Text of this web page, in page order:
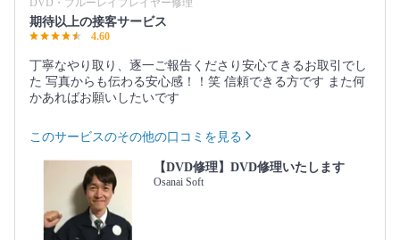
DVD・ブルーレイプレイヤー修理
期待以上の接客サービス
4.60
丁寧なやり取り、逐一ご報告くださり安心てきるお取引でし
た 写真からも伝わる安心感！！笑 信頼できる方です また何
かあればお願いしたいです
このサービスのその他の口コミを見る
【DVD修理】DVD修理いたします
Osanai Soft